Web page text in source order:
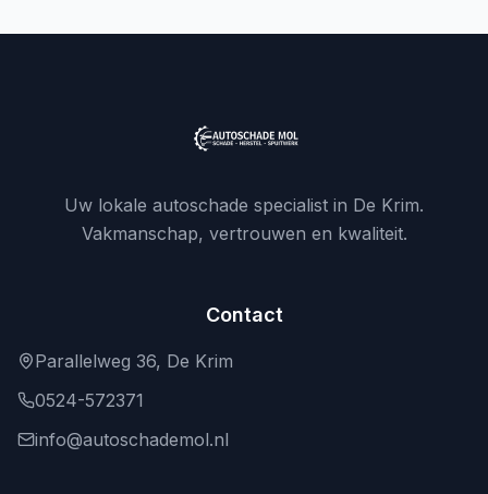
Uw lokale autoschade specialist in De Krim.
Vakmanschap, vertrouwen en kwaliteit.
Contact
Parallelweg 36, De Krim
0524-572371
info@autoschademol.nl